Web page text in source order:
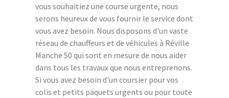
vous souhaitiez une course urgente, nous
serons heureux de vous fournir le service dont
vous avez besoin. Nous disposons d'un vaste
réseau de chauffeurs et de véhicules à Réville
Manche 50 qui sont en mesure de nous aider
dans tous les travaux que nous entreprenons.
Si vous avez besoin d'un coursier pour vos
colis et petits paquets urgents ou pour toute